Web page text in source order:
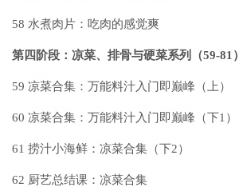
58 水煮肉片：吃肉的感觉爽
第四阶段：凉菜、排骨与硬菜系列（59-81）
59 凉菜合集：万能料汁入门即巅峰（上）
60 凉菜合集：万能料汁入门即巅峰（下1）
61 捞汁小海鲜：凉菜合集（下2）
62 厨艺总结课：凉菜合集